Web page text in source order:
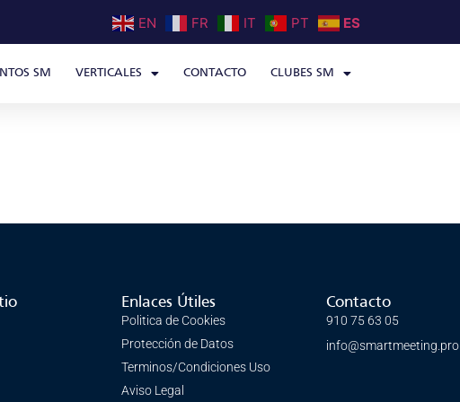
EN FR IT PT ES
SM VERTICALES CONTACTO CLUBES SM
Enlaces Útiles
Politica de Cookies
Protección de Datos
Terminos/Condiciones Uso
Aviso Legal
Contacto
910 75 63 05
info@smartmeeting.pro